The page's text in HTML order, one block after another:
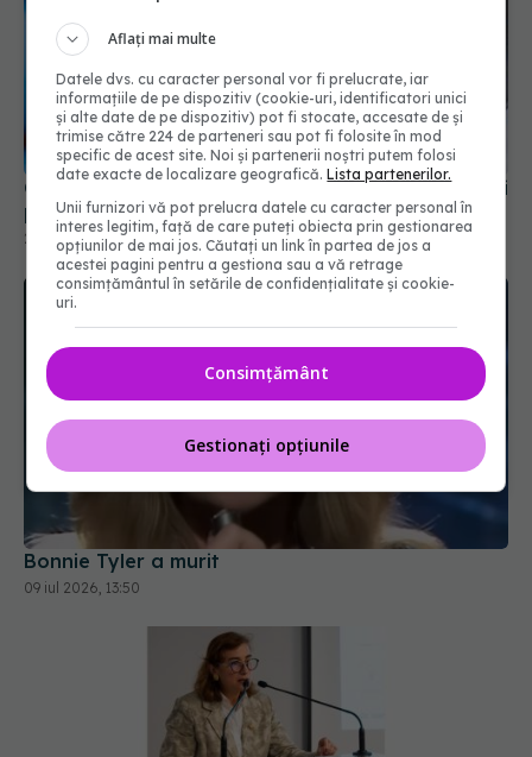
Cât costă un aparat dentar pentru adulți: tipuri și
prețuri 2026
20 iul 2026, 12:17
Bonnie Tyler a murit
09 iul 2026, 13:50
Aflați mai multe
Datele dvs. cu caracter personal vor fi prelucrate, iar
informațiile de pe dispozitiv (cookie-uri, identificatori unici
și alte date de pe dispozitiv) pot fi stocate, accesate de și
trimise către 224 de parteneri sau pot fi folosite în mod
specific de acest site. Noi și partenerii noștri putem folosi
date exacte de localizare geografică.Lista partenerilor.
Unii furnizori vă pot prelucra datele cu caracter personal în
interes legitim, față de care puteți obiecta prin gestionarea
opțiunilor de mai jos. Căutați un link în partea de jos a
acestei pagini pentru a gestiona sau a vă retrage
consimțământul în setările de confidențialitate și cookie-
uri.
Consimțământ
Gestionați opțiunile